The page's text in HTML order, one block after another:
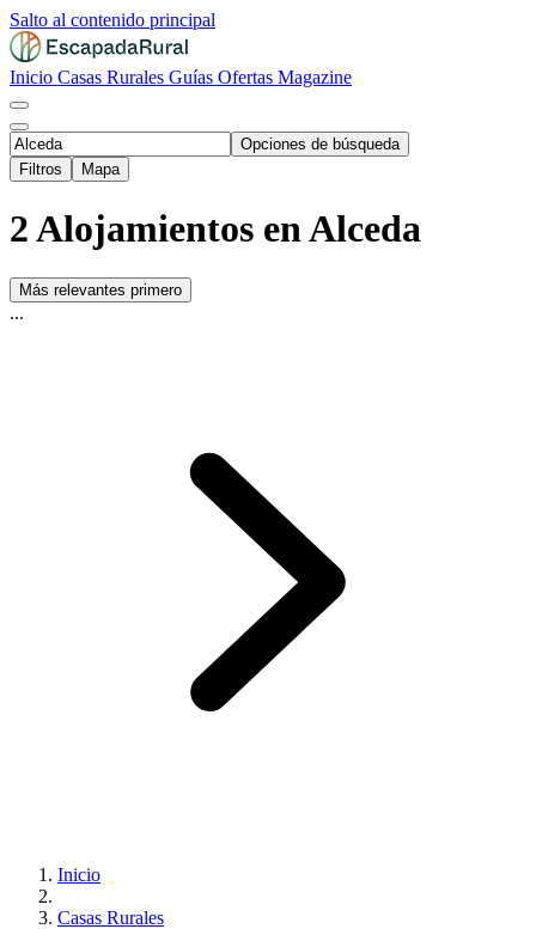
Salto al contenido principal
Inicio Casas Rurales Guías Ofertas Magazine
Opciones de búsqueda
Filtros
Mapa
2 Alojamientos en Alceda
Más relevantes primero
...
Inicio
Casas Rurales